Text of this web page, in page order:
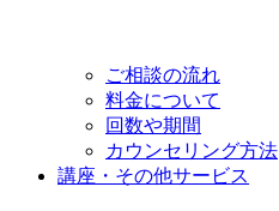
ご相談の流れ
料金について
回数や期間
カウンセリング方法
講座・その他サービス